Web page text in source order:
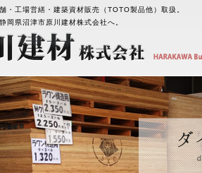
・工場営繕・建築資材販売（TOTO製品他）取扱。
岡県沼津市原川建材株式会社へ。